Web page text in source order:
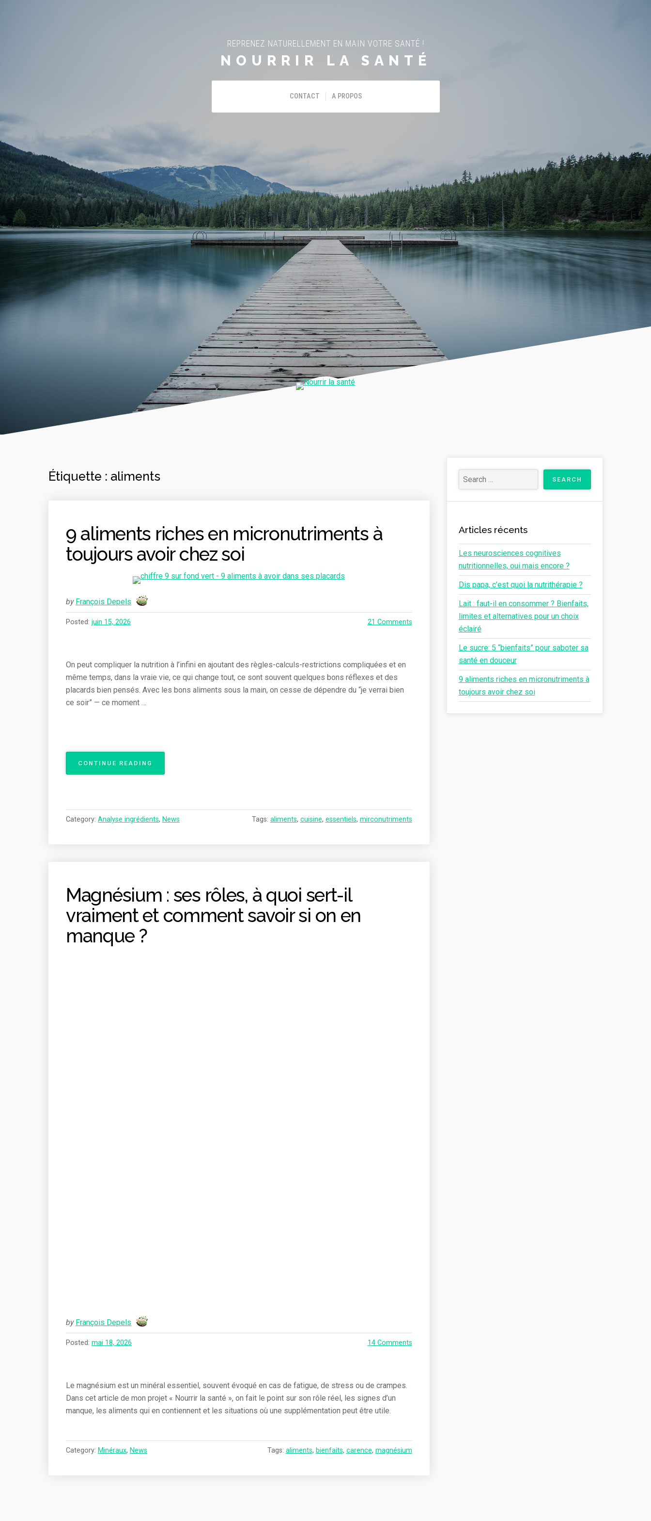
REPRENEZ NATURELLEMENT EN MAIN VOTRE SANTÉ !
NOURRIR LA SANTÉ
CONTACT A PROPOS
Étiquette : aliments
9 aliments riches en micronutriments à
toujours avoir chez soi
by François Depels
Posted: juin 15, 2026 21 Comments
On peut compliquer la nutrition à l’infini en ajoutant des règles-calculs-restrictions compliquées et en
même temps, dans la vraie vie, ce qui change tout, ce sont souvent quelques bons réflexes et des
placards bien pensés. Avec les bons aliments sous la main, on cesse de dépendre du “je verrai bien
ce soir” — ce moment …
CONTINUE READING
ALIMENTS
TOUJOURS
Category: Analyse ingrédients, News Tags: aliments, cuisine, essentiels, mirconutriments
Magnésium : ses rôles, à quoi sert-il
vraiment et comment savoir si on en
manque ?
by François Depels
Posted: mai 18, 2026 14 Comments
Le magnésium est un minéral essentiel, souvent évoqué en cas de fatigue, de stress ou de crampes.
Dans cet article de mon projet « Nourrir la santé », on fait le point sur son rôle réel, les signes d’un
manque, les aliments qui en contiennent et les situations où une supplémentation peut être utile.
Category: Minéraux, News Tags: aliments, bienfaits, carence, magnésium
Articles récents
Les neurosciences cognitives
nutritionnelles, oui mais encore ?
Dis papa, c’est quoi la nutrithérapie ?
Lait : faut-il en consommer ? Bienfaits,
limites et alternatives pour un choix
éclairé
Le sucre: 5 “bienfaits” pour saboter sa
santé en douceur
9 aliments riches en micronutriments à
toujours avoir chez soi